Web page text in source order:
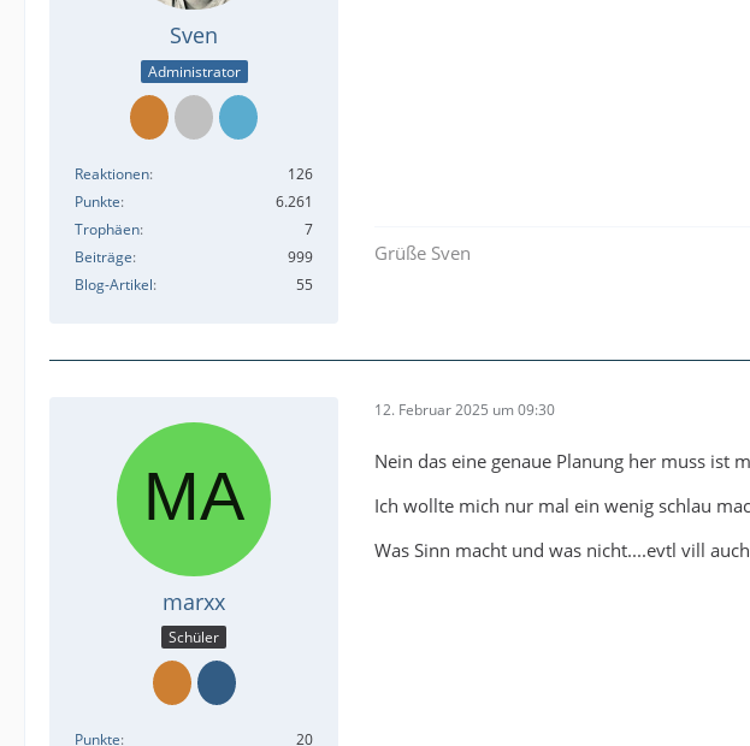
Sven
Administrator
Reaktionen
126
Punkte
6.261
Trophäen
7
Beiträge
999
Blog-Artikel
55
Grüße Sven
marxx
Schüler
Punkte 20
12. Februar 2025 um 09:30
Nein das eine genaue Planung her muss ist
Ich wollte mich nur mal ein wenig schlau
Was Sinn macht und was nicht....evtl vill